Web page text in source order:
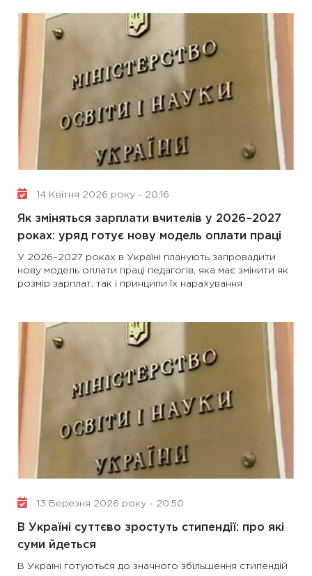
14 Квітня 2026 року - 20:16
Як зміняться зарплати вчителів у 2026–2027
роках: уряд готує нову модель оплати праці
У 2026–2027 роках в Україні планують запровадити
нову модель оплати праці педагогів, яка має змінити як
розмір зарплат, так і принципи їх нарахування
13 Березня 2026 року - 20:50
В Україні суттєво зростуть стипендії: про які
суми йдеться
В Україні готуються до значного збільшення стипендій